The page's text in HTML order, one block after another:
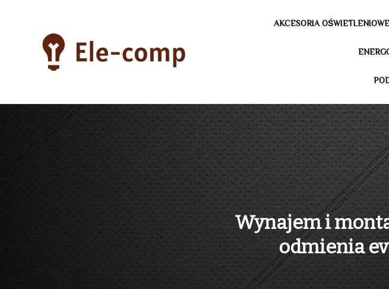
AKCESORIA OŚWIETLENIOWE
Wynajem i
odmienia